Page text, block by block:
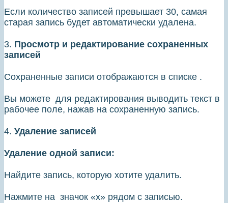
Если количество записей превышает 30, самая
старая запись будет автоматически удалена.
3. Просмотр и редактирование сохраненных
записей
Сохраненные записи отображаются в списке .
Вы можете для редактирования выводить текст в
рабочее поле, нажав на сохраненную запись.
4. Удаление записей
Удаление одной записи:
Найдите запись, которую хотите удалить.
Нажмите на значок «х» рядом с записью.